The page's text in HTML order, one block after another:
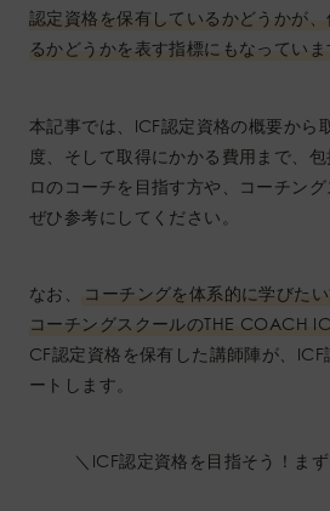
認定資格を保有しているかどうかが
るかどうかを表す指標にもなっていま
本記事では、ICF認定資格の概要から
度、そして取得にかかる費用まで、
ロのコーチを目指す方や、コーチン
ぜひ参考にしてください。
なお、
コーチングを体系的に学びた
コーチングスクールのTHE COACH
CF認定資格を保有した講師陣が、
ートします。
＼ICF認定資格を目指そう！ま